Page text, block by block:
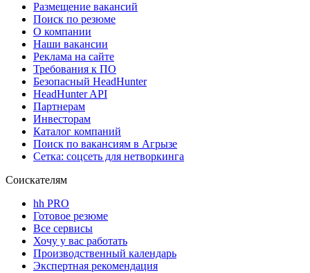
Размещение вакансий
Поиск по резюме
О компании
Наши вакансии
Реклама на сайте
Требования к ПО
Безопасный HeadHunter
HeadHunter API
Партнерам
Инвесторам
Каталог компаний
Поиск по вакансиям в Агрызе
Сетка: соцсеть для нетворкинга
Соискателям
hh PRO
Готовое резюме
Все сервисы
Хочу у вас работать
Производственный календарь
Экспертная рекомендация